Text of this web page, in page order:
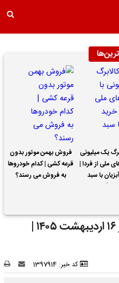
یک میلیونی
ملی از فردا |
با سبد
فروش بهمن موتور بدون
قرعه کشی | کدام خودروها
به فروش می رسند؟
قیمت طلا و سکه امروز ۱۶ اردیبهشت ۱۴۰۵ |
کد خبر: 1397914